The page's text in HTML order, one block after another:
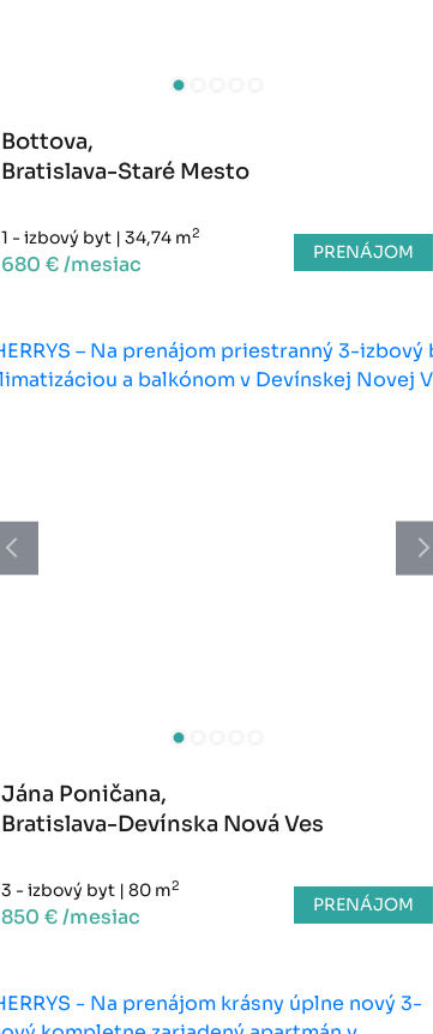
Bottova,
Bratislava-Staré Mesto
1 - izbový byt | 34,74 m2
680 € /mesiac PRENÁJOM
Jána Poničana,
Bratislava-Devínska Nová Ves
3 - izbový byt | 80 m2
850 € /mesiac PRENÁJOM